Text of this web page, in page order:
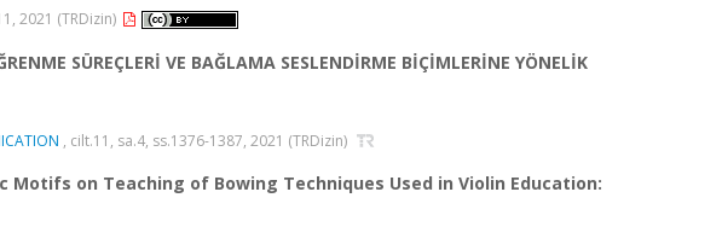
2021 (TRDizin)
SÜREÇLERİ VE BAĞLAMA SESLENDİRME BİÇİMLERİNE YÖNELİK
, cilt.11, sa.4, ss.1376-1387, 2021 (TRDizin)
on Teaching of Bowing Techniques Used in Violin Education: